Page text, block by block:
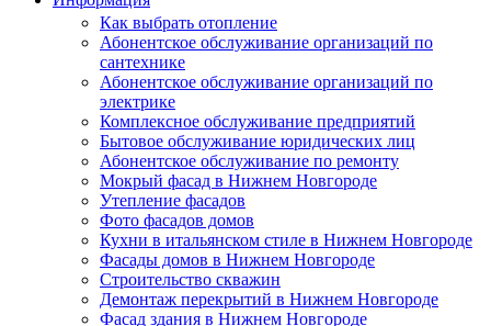
Как выбрать отопление
Абонентское обслуживание организаций по
сантехнике
Абонентское обслуживание организаций по
электрике
Комплексное обслуживание предприятий
Бытовое обслуживание юридических лиц
Абонентское обслуживание по ремонту
Мокрый фасад в Нижнем Новгороде
Утепление фасадов
Фото фасадов домов
Кухни в итальянском стиле в Нижнем Новгороде
Фасады домов в Нижнем Новгороде
Строительство скважин
Демонтаж перекрытий в Нижнем Новгороде
Фасад здания в Нижнем Новгороде